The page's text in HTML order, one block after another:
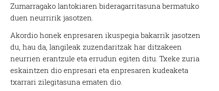
Zumarragako lantokiaren bideragarritasuna bermatuko
duen neurririk jasotzen.
Akordio honek enpresaren ikuspegia bakarrik jasotzen
du, hau da, langileak zuzendaritzak har ditzakeen
neurrien erantzule eta errudun egiten ditu. Txeke zuria
eskaintzen dio enpresari eta enpresaren kudeaketa
txarrari zilegitasuna ematen dio.